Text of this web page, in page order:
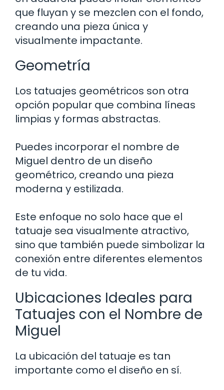
que fluyan y se mezclen con el fondo,
creando una pieza única y
visualmente impactante.
Geometría
Los tatuajes geométricos son otra
opción popular que combina líneas
limpias y formas abstractas.
Puedes incorporar el nombre de
Miguel dentro de un diseño
geométrico, creando una pieza
moderna y estilizada.
Este enfoque no solo hace que el
tatuaje sea visualmente atractivo,
sino que también puede simbolizar la
conexión entre diferentes elementos
de tu vida.
Ubicaciones Ideales para
Tatuajes con el Nombre de
Miguel
La ubicación del tatuaje es tan
importante como el diseño en sí.